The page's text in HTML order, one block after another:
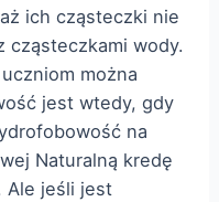
ich cząsteczki nie
cząsteczkami wody.
można
jest wtedy, gdy
na
Naturalną kredę
Ale jeśli jest